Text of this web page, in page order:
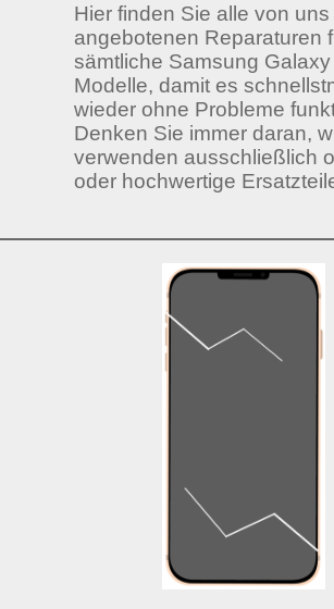
Hier finden Sie alle von uns
angebotenen Reparaturen
sämtliche Samsung Galaxy
Modelle, damit es
wieder ohne Probleme
Denken Sie immer daran,
verwenden ausschließlich
oder hochwertige